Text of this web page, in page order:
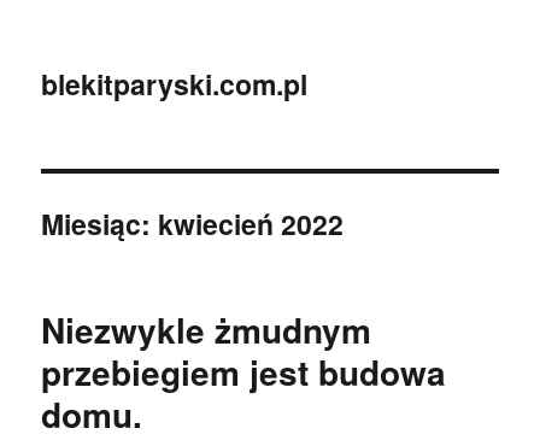
blekitparyski.com.pl
Miesiąc: kwiecień 2022
Niezwykle żmudnym
przebiegiem jest budowa
domu.